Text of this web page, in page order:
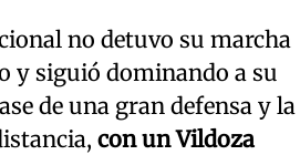
no detuvo su marcha
y siguió dominando a su
de una gran defensa y la
con un Vildoza